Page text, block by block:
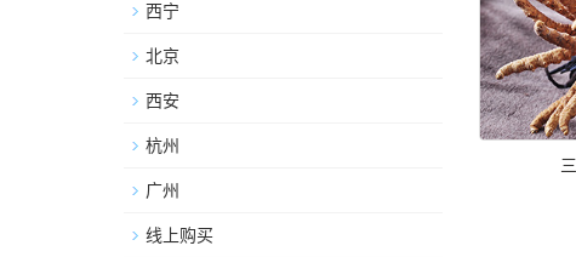
西宁
北京
西安
杭州
广州
线上购买